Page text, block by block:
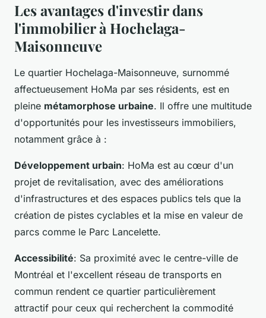
Les avantages d'investir dans
l'immobilier à Hochelaga-
Maisonneuve
Le quartier Hochelaga-Maisonneuve, surnommé
affectueusement HoMa par ses résidents, est en
pleine métamorphose urbaine. Il offre une multitude
d'opportunités pour les investisseurs immobiliers,
notamment grâce à :
Développement urbain: HoMa est au cœur d'un
projet de revitalisation, avec des améliorations
d'infrastructures et des espaces publics tels que la
création de pistes cyclables et la mise en valeur de
parcs comme le Parc Lancelette.
Accessibilité: Sa proximité avec le centre-ville de
Montréal et l'excellent réseau de transports en
commun rendent ce quartier particulièrement
attractif pour ceux qui recherchent la commodité